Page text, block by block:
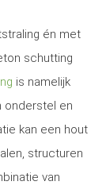
én met
schutting
is namelijk
onderstel en
kan een hout
structuren
van